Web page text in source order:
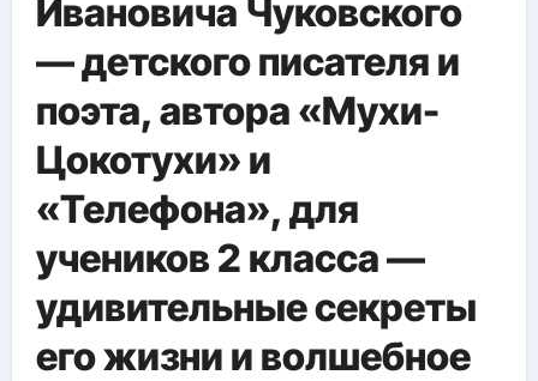
Ивановича Чуковского
— детского писателя и
поэта, автора «Мухи-
Цокотухи» и
«Телефона», для
учеников 2 класса —
удивительные секреты
его жизни и волшебное